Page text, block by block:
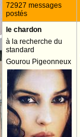
72927 messages
postés
le chardon
à la recherche du
standard
Gourou Pigeonneux